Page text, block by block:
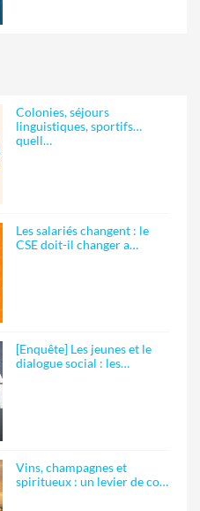
Colonies, séjours
linguistiques, sportifs…
quell…
Les salariés changent : le
CSE doit-il changer a…
[Enquête] Les jeunes et le
dialogue social : les…
Vins, champagnes et
spiritueux : un levier de co…